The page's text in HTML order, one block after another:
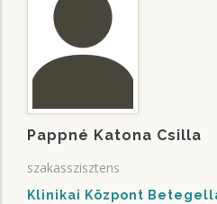
Pappné Katona Csilla
szakasszisztens
Klinikai Központ